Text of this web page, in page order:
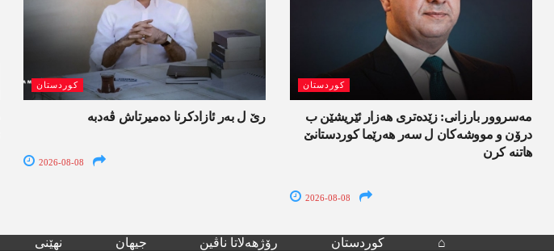
کوردستان
رێ ل بەر ئازادکرنا دەمیرتاش ڤەدبە
2026-08-08
کوردستان
مەسروور بارزانی: زێدەتری ھەزار ئێریشێن ب
درۆن و مووشەکان ل سەر ھەرێما کوردستانێ
ھاتنە کرن
2026-08-08
نھێنی جیھان رۆژھەلاتا ناڤین کوردستان ⌂